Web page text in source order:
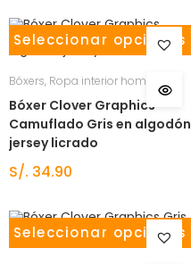
Seleccionar opciones
Bóxers, Ropa interior hombre
Bóxer Clover Graphics
Camuflado Gris en algodón
jersey licrado
S/. 34.90
Seleccionar opciones